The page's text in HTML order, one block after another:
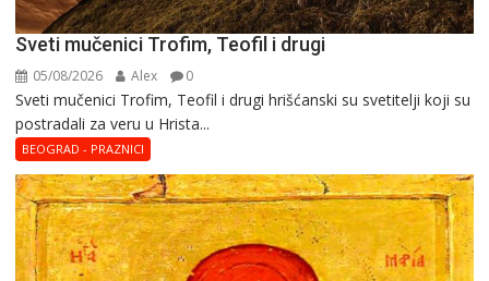
Sveti mučenici Trofim, Teofil i drugi
05/08/2026 Alex 0
Sveti mučenici Trofim, Teofil i drugi hrišćanski su svetitelji koji su
postradali za veru u Hrista...
BEOGRAD - PRAZNICI